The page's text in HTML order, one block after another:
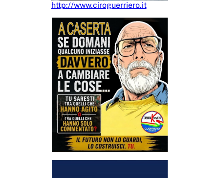
http://www.ciroguerriero.it